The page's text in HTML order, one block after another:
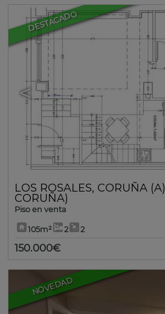
DESTACADO
<
LOS ROSALES, CORUÑA (A)
CORUÑA)
Piso en venta
105m² 2 2
150.000€
NOVEDAD